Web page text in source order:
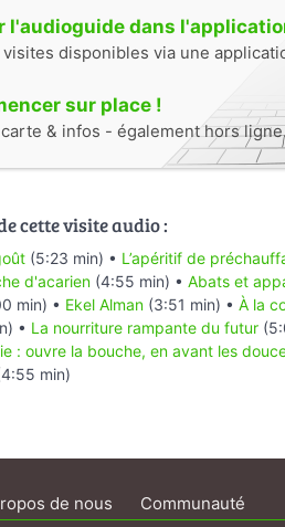
l'audioguide dans
disponibles via une
sur place !
& infos - également hors
cette visite audio :
(5:23 min) • L’apéritif de
d'acarien (4:55 min) • Abats et
min) • Ekel Alman (3:51 min) • À la
• La nourriture rampante du futur
: ouvre la bouche, en avant les
min)
de nous Communauté